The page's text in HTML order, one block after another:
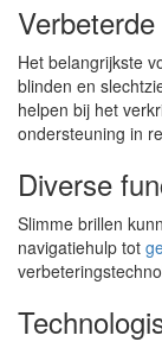
Het belangrijkste
blinden en
helpen bij het
ondersteuning in
Diverse
Slimme brillen
navigatiehulp tot